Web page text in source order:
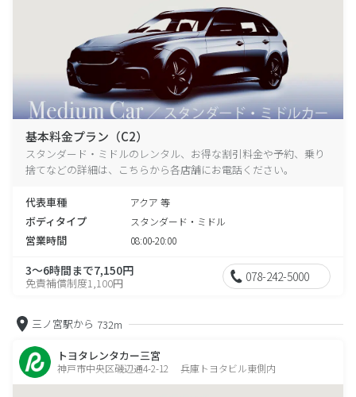
基本料金プラン（C2）
スタンダード・ミドルのレンタル、お得な割引料金や予約、乗り
捨てなどの詳細は、こちらから各店舗にお電話ください。
代表車種 アクア 等
ボディタイプ スタンダード・ミドル
営業時間 08:00-20:00
3～6時間まで7,150円
免責補償制度1,100円 078-242-5000
三ノ宮駅から 732m
トヨタレンタカー三宮
神戸市中央区磯辺通4-2-12 兵庫トヨタビル東側内